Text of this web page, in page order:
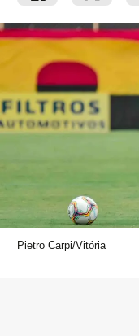
Pietro Carpi/Vitória